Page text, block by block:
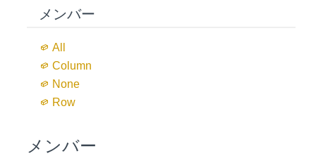
メンバー
All
Column
None
Row
メンバー